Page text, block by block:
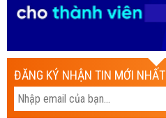
ĐĂNG KÝ NHẬN TIN MỚI NHẤT